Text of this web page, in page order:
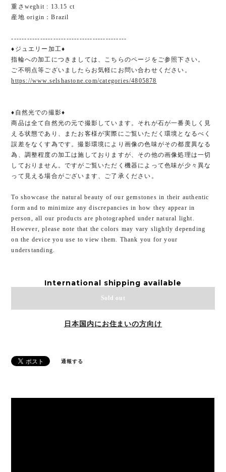
重さweghit : 13.15 ct
産地 origin：Brazil
--------------------------------------------
♦ジュエリー加工♦
指輪への加工につきましては、こちらのページをご参照下さい。
ご不明点等ございましたらお気軽にお問い合わせください。
https://www.selshastone.com/categories/4805878
♦︎自然光での撮影♦︎
商品は全て自然光の元で撮影しています。それが石が一番美しく見
える状態であり、またお客様が実際にご覧いただく環境となるべく
誤差をなくす為です。撮影環境により画像の色味がその都度異なる
為、調整程度の加工は施しておりますが、その他の画像処理は一切
しておりません。ですがご覧いただく機器によって色味が少々異な
って見える場合がございます、ご了承ください。
To showcase the natural beauty of our gemstones in their authentic
form and to minimize any discrepancies in how they appear in
person, all our products are photographed under natural light.
However, please note that the colors may vary slightly depending
on the device you use to view them. Thank you for your
understanding.
International shipping available
Sold out
日本国内にお住まいの方向け
通報する